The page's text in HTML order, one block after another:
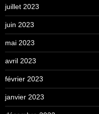
juillet 2023
juin 2023
mai 2023
avril 2023
février 2023
janvier 2023